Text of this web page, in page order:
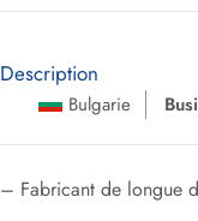
Description
Bulgarie
– Fabricant de longue